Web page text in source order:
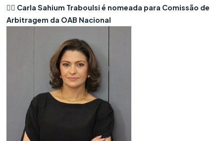
👩‍⚖️ Carla Sahium Traboulsi é nomeada para Comissão de
Arbitragem da OAB Nacional